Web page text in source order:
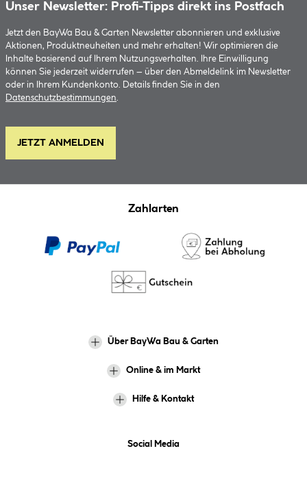
Unser Newsletter: Profi-Tipps direkt ins Postfach
Jetzt den BayWa Bau & Garten Newsletter abonnieren und exklusive
Aktionen, Produktneuheiten und mehr erhalten! Wir optimieren die
Inhalte basierend auf Ihrem Nutzungsverhalten. Ihre Einwilligung
können Sie jederzeit widerrufen – über den Abmeldelink im Newsletter
oder in Ihrem Kundenkonto. Details finden Sie in den
Datenschutzbestimmungen.
JETZT ANMELDEN
Zahlarten
Über BayWa Bau & Garten
Online & im Markt
Hilfe & Kontakt
Social Media